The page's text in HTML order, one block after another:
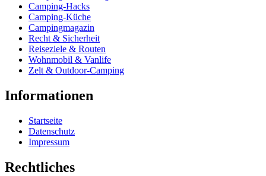
Camping-Hacks
Camping-Küche
Campingmagazin
Recht & Sicherheit
Reiseziele & Routen
Wohnmobil & Vanlife
Zelt & Outdoor-Camping
Informationen
Startseite
Datenschutz
Impressum
Rechtliches